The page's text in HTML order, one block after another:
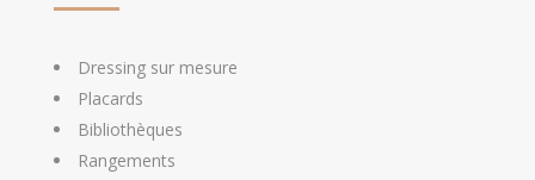
Dressing sur mesure
Placards
Bibliothèques
Rangements